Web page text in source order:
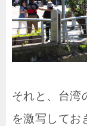
それと、台
を激写してお